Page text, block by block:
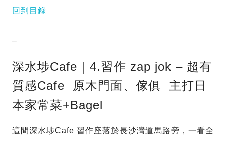
回到目錄
–
深水埗Cafe｜4.習作 zap jok – 超有
質感Cafe 原木門面、傢俱 主打日
本家常菜+Bagel
這間深水埗Cafe 習作座落於長沙灣道馬路旁，一看全